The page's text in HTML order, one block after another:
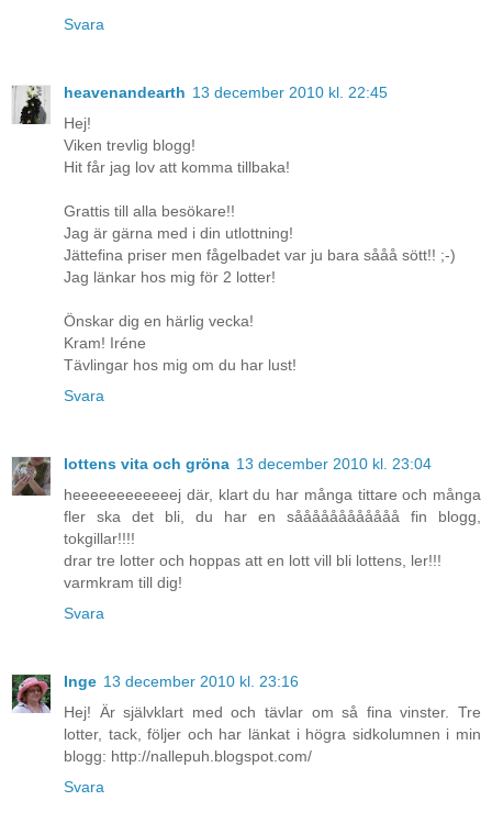
Svara
heavenandearth 13 december 2010 kl. 22:45
Hej!
Viken trevlig blogg!
Hit får jag lov att komma tillbaka!
Grattis till alla besökare!!
Jag är gärna med i din utlottning!
Jättefina priser men fågelbadet var ju bara sååå sött!! ;-)
Jag länkar hos mig för 2 lotter!
Önskar dig en härlig vecka!
Kram! Iréne
Tävlingar hos mig om du har lust!
Svara
lottens vita och gröna 13 december 2010 kl. 23:04
heeeeeeeeeeeej där, klart du har många tittare och många
fler ska det bli, du har en såååååååååååå fin blogg,
tokgillar!!!!
drar tre lotter och hoppas att en lott vill bli lottens, ler!!!
varmkram till dig!
Svara
Inge 13 december 2010 kl. 23:16
Hej! Är självklart med och tävlar om så fina vinster. Tre
lotter, tack, följer och har länkat i högra sidkolumnen i min
blogg: http://nallepuh.blogspot.com/
Svara